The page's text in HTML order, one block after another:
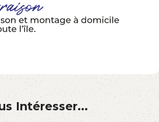
Intéresser...